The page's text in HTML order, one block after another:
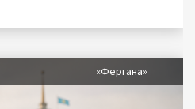
«Фергана»